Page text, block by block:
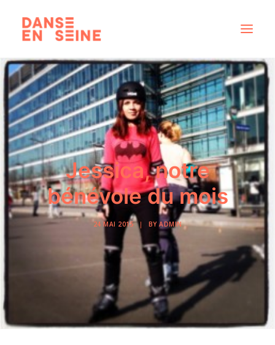
CRÉATIONS
DISPOSITIFS ARTISTIQUES
À PROPOS
NOUS REJOINDRE
ACTUS
Jessica, notre
bénévole du mois
24 MAI 2015 | BY ADMIN